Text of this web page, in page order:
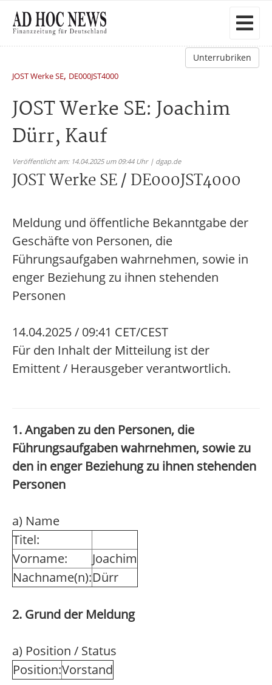
Unterrubriken
JOST Werke SE, DE000JST4000
JOST Werke SE: Joachim
Dürr, Kauf
Veröffentlicht am: 14.04.2025 um 09:44 Uhr | dgap.de
JOST Werke SE / DE000JST4000
Meldung und öffentliche Bekanntgabe der
Geschäfte von Personen, die
Führungsaufgaben wahrnehmen, sowie in
enger Beziehung zu ihnen stehenden
Personen
14.04.2025 / 09:41 CET/CEST
Für den Inhalt der Mitteilung ist der
Emittent / Herausgeber verantwortlich.
1. Angaben zu den Personen, die
Führungsaufgaben wahrnehmen, sowie zu
den in enger Beziehung zu ihnen stehenden
Personen
a) Name
Titel:
Vorname:
Joachim
Nachname(n):Dürr
2. Grund der Meldung
a) Position / Status
Position:Vorstand